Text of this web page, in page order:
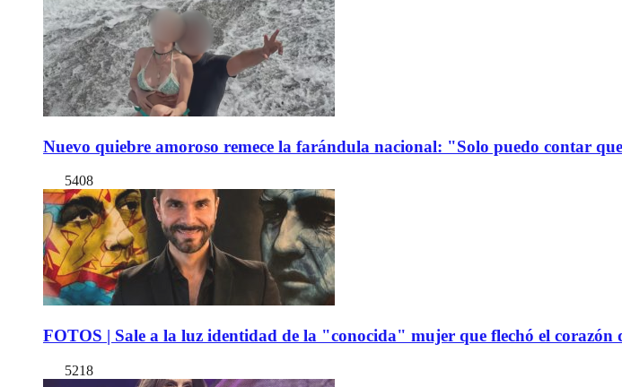
Nuevo quiebre amoroso remece la farándula nacional: "Solo puedo contar
5408
FOTOS | Sale a la luz identidad de la "conocida" mujer que flechó el corazón
5218